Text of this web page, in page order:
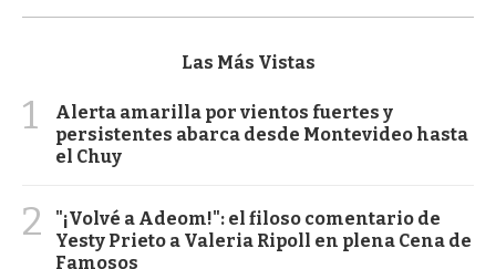
Las Más Vistas
1
Alerta amarilla por vientos fuertes y
persistentes abarca desde Montevideo hasta
el Chuy
2
"¡Volvé a Adeom!": el filoso comentario de
Yesty Prieto a Valeria Ripoll en plena Cena de
Famosos